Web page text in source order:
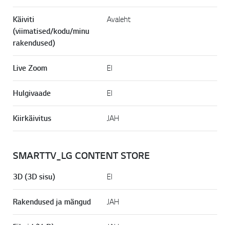
Käiviti
(viimatised/kodu/minu
rakendused)
Avaleht
Live Zoom EI
Hulgivaade EI
Kiirkäivitus JAH
SMARTTV_LG CONTENT STORE
3D (3D sisu) EI
Rakendused ja mängud JAH